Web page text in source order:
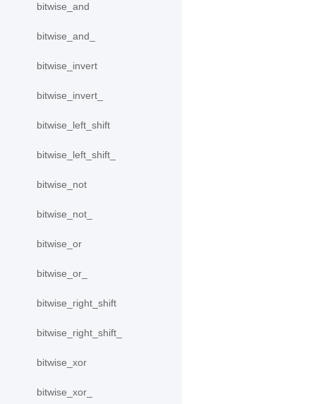
bitwise_and
bitwise_and_
bitwise_invert
bitwise_invert_
bitwise_left_shift
bitwise_left_shift_
bitwise_not
bitwise_not_
bitwise_or
bitwise_or_
bitwise_right_shift
bitwise_right_shift_
bitwise_xor
bitwise_xor_